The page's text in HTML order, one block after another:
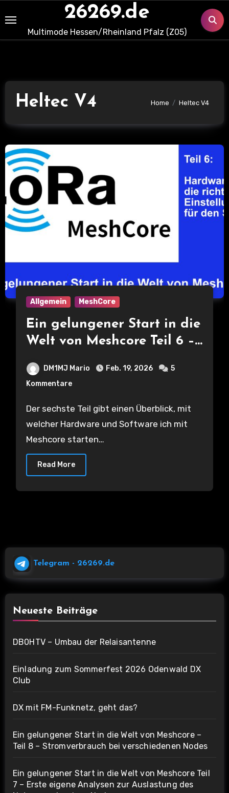
to
content
26269.de
Multimode Hessen/Rheinland Pfalz (Z05)
Heltec V4 Home Heltec V4
Allgemein MeshCore
Ein gelungener Start in die
Welt von Meshcore Teil 6 –
Einstellungen für den Start
DM1MJ Mario Feb. 19, 2026
5
Kommentare
Der sechste Teil gibt einen Überblick, mit
welcher Hardware und Software ich mit
Meshcore starten…
Read More
Telegram - 26269.de
Neueste Beiträge
DB0HTV – Umbau der Relaisantenne
Einladung zum Sommerfest 2026 Odenwald DX
Club
DX mit FM-Funknetz, geht das?
Ein gelungener Start in die Welt von Meshcore –
Teil 8 – Stromverbrauch bei verschiedenen Nodes
Ein gelungener Start in die Welt von Meshcore Teil
7 – Erste eigene Analysen zur Auslastung des